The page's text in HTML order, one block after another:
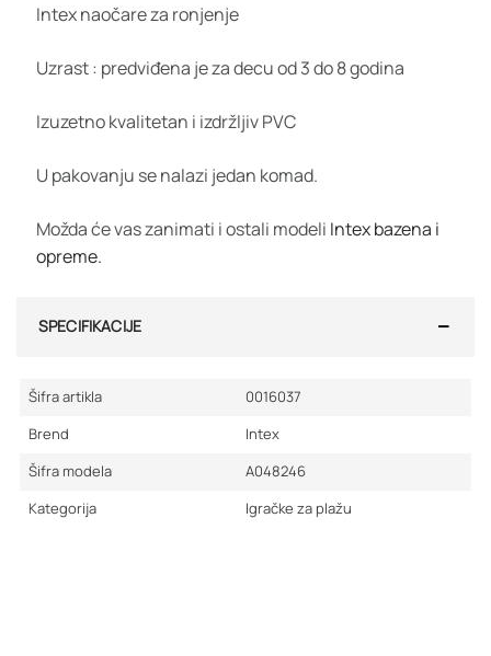
Intex naočare za ronjenje
Uzrast : predviđena je za decu od 3 do 8 godina
Izuzetno kvalitetan i izdržljiv PVC
U pakovanju se nalazi jedan komad.
Možda će vas zanimati i ostali modeli Intex bazena i
opreme.
SPECIFIKACIJE
Šifra artikla
0016037
Brend
Intex
Šifra modela
A048246
Kategorija
Igračke za plažu